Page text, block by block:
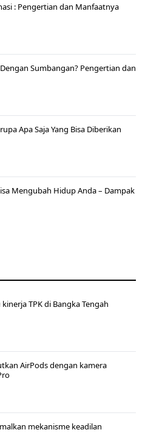
: Pengertian dan Manfaatnya
Sumbangan? Pengertian dan
Apa Saja Yang Bisa Diberikan
Mengubah Hidup Anda – Dampak
TPK di Bangka Tengah
AirPods dengan kamera
mekanisme keadilan